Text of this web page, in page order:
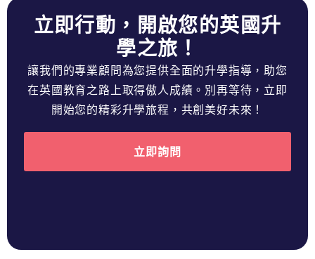
立即行動，開啟您的英國升
學之旅！
讓我們的專業顧問為您提供全面的升學指導，助您
在英國教育之路上取得傲人成績。別再等待，立即
開始您的精彩升學旅程，共創美好未來！
立即詢問